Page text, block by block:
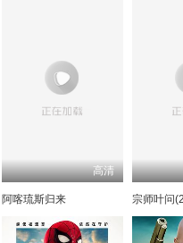
高清
阿喀琉斯归来 宗师叶问